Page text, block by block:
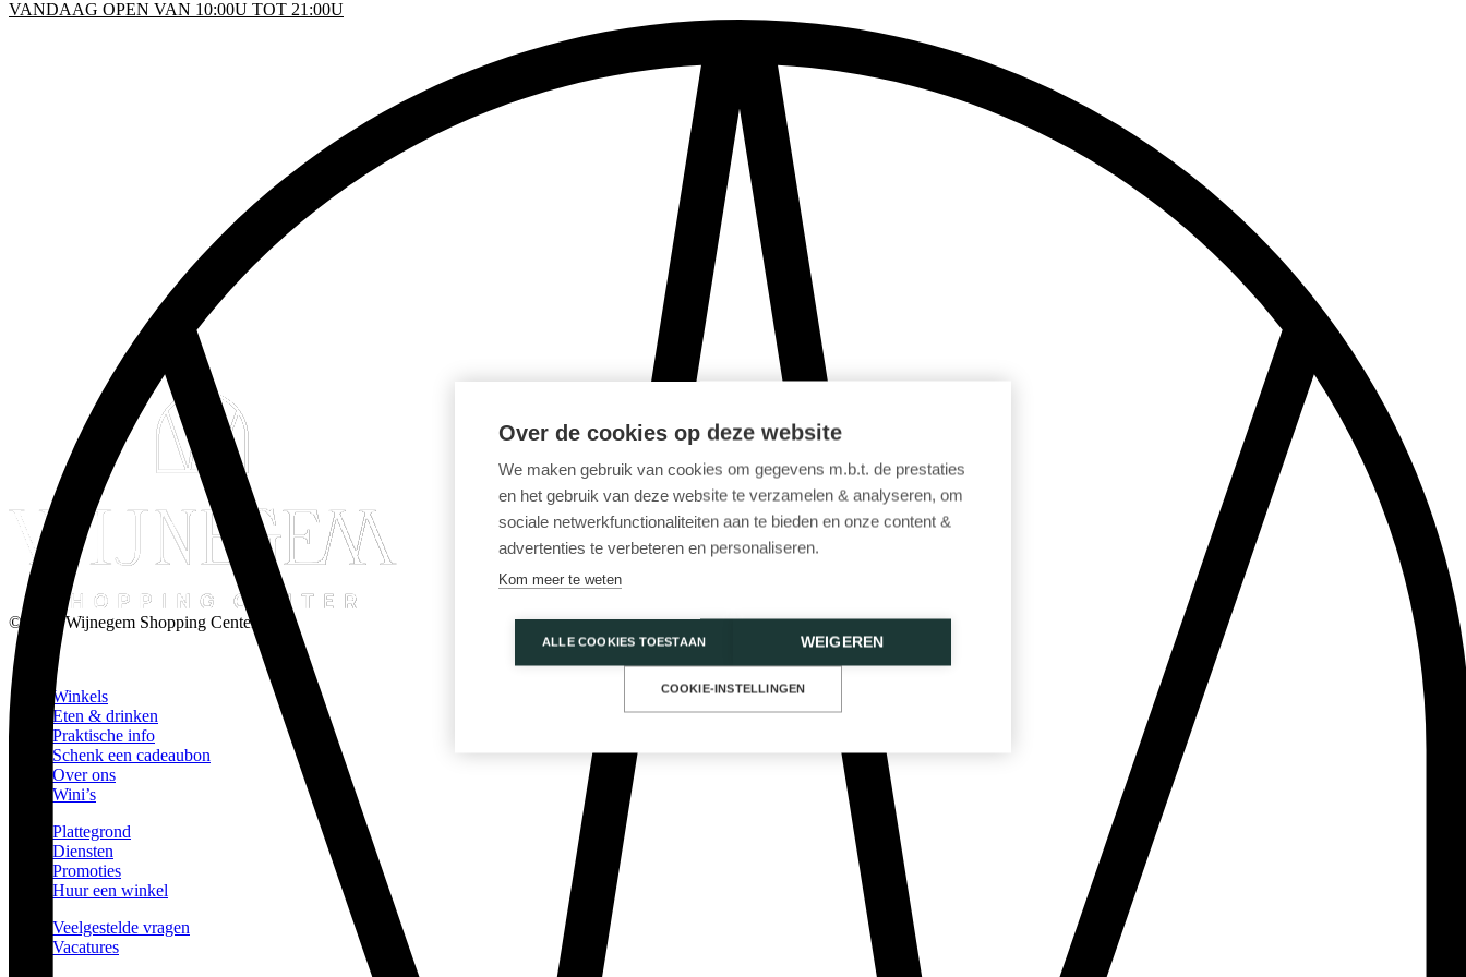
VANDAAG OPEN VAN 10:00U TOT 21:00U
© 2026 Wijnegem Shopping Center
Winkels
Eten & drinken
Praktische info
Schenk een cadeaubon
Over ons
Wini’s
Plattegrond
Diensten
Promoties
Huur een winkel
Veelgestelde vragen
Vacatures
Over de cookies op deze website
We maken gebruik van cookies om gegevens m.b.t. de prestaties
en het gebruik van deze website te verzamelen & analyseren, om
sociale netwerkfunctionaliteiten aan te bieden en onze content &
advertenties te verbeteren en personaliseren.
Kom meer te weten
ALLE COOKIES TOESTAAN WEIGEREN
COOKIE-INSTELLINGEN